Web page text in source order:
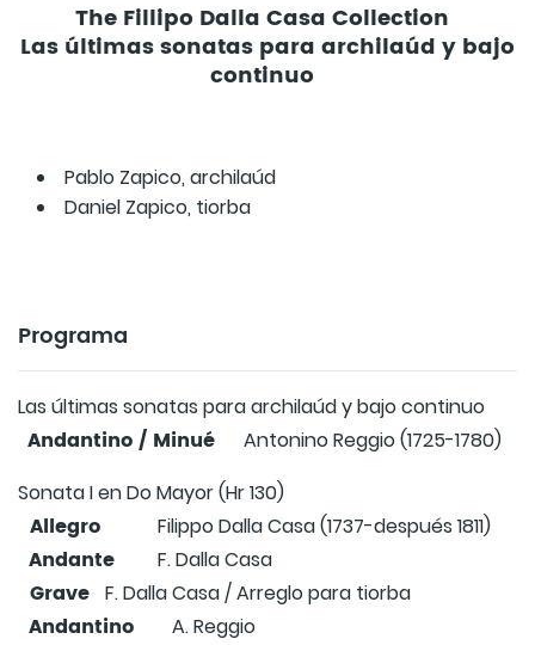
The Fillipo Dalla Casa Collection
Las últimas sonatas para archilaúd y bajo
continuo
Pablo Zapico, archilaúd
Daniel Zapico, tiorba
Programa
Las últimas sonatas para archilaúd y bajo continuo
Andantino / Minué Antonino Reggio (1725-1780)
Sonata I en Do Mayor (Hr 130)
Allegro Filippo Dalla Casa (1737-después 1811)
Andante F. Dalla Casa
Grave F. Dalla Casa / Arreglo para tiorba
Andantino A. Reggio